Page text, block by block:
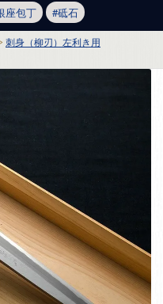
座包丁 砥石
刺身（柳刃）左利き用